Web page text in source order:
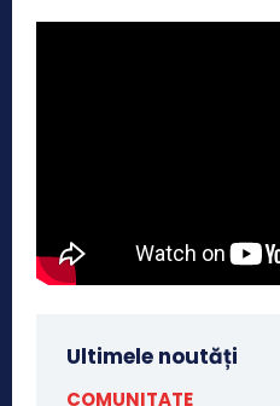
Ultimele noutăți
COMUNITATE